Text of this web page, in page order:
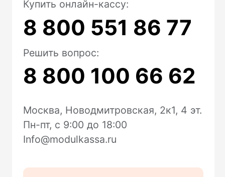
Модульбанк
Расчетный счет
Депозиты
Блог
Доставка и оплата
FAQ
Техподдержка
Помощь